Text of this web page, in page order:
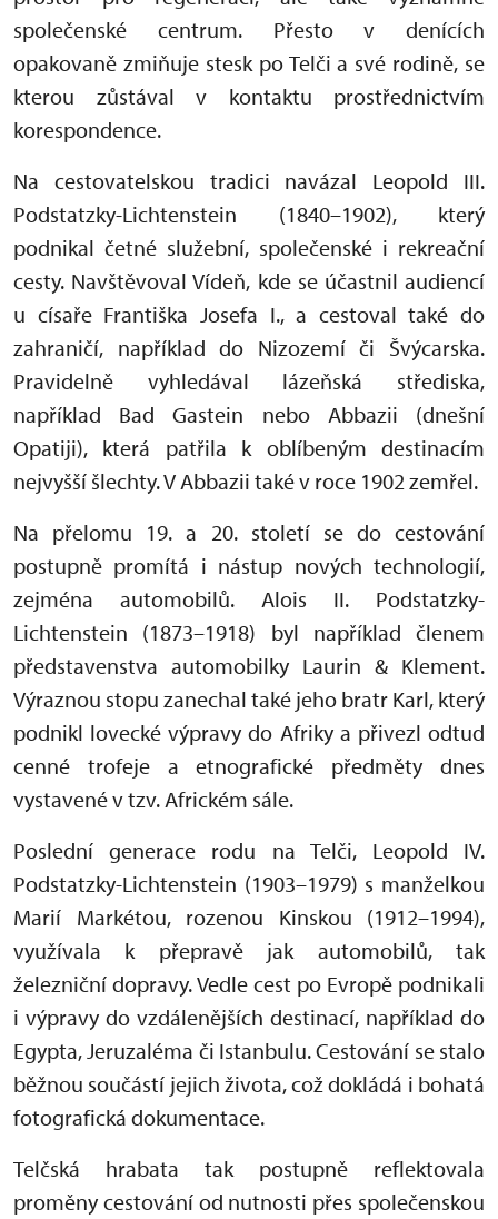
společenské centrum. Přesto v denících
opakovaně zmiňuje stesk po Telči a své rodině, se
kterou zůstával v kontaktu prostřednictvím
korespondence.
Na cestovatelskou tradici navázal Leopold III.
Podstatzky-Lichtenstein (1840–1902), který
podnikal četné služební, společenské i rekreační
cesty. Navštěvoval Vídeň, kde se účastnil audiencí
u císaře Františka Josefa I., a cestoval také do
zahraničí, například do Nizozemí či Švýcarska.
Pravidelně vyhledával lázeňská střediska,
například Bad Gastein nebo Abbazii (dnešní
Opatiji), která patřila k oblíbeným destinacím
nejvyšší šlechty. V Abbazii také v roce 1902 zemřel.
Na přelomu 19. a 20. století se do cestování
postupně promítá i nástup nových technologií,
zejména automobilů. Alois II. Podstatzky-
Lichtenstein (1873–1918) byl například členem
představenstva automobilky Laurin & Klement.
Výraznou stopu zanechal také jeho bratr Karl, který
podnikl lovecké výpravy do Afriky a přivezl odtud
cenné trofeje a etnografické předměty dnes
vystavené v tzv. Africkém sále.
Poslední generace rodu na Telči, Leopold IV.
Podstatzky-Lichtenstein (1903–1979) s manželkou
Marií Markétou, rozenou Kinskou (1912–1994),
využívala k přepravě jak automobilů, tak
železniční dopravy. Vedle cest po Evropě podnikali
i výpravy do vzdálenějších destinací, například do
Egypta, Jeruzaléma či Istanbulu. Cestování se stalo
běžnou součástí jejich života, což dokládá i bohatá
fotografická dokumentace.
Telčská hrabata tak postupně reflektovala
proměny cestování od nutnosti přes společenskou